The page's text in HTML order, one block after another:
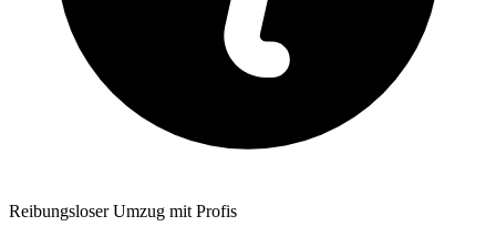
Reibungsloser Umzug mit Profis